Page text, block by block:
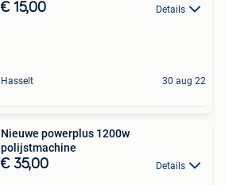
€ 15,00 Details
Hasselt 30 aug 22
Nieuwe powerplus 1200w
polijstmachine
€ 35,00 Details